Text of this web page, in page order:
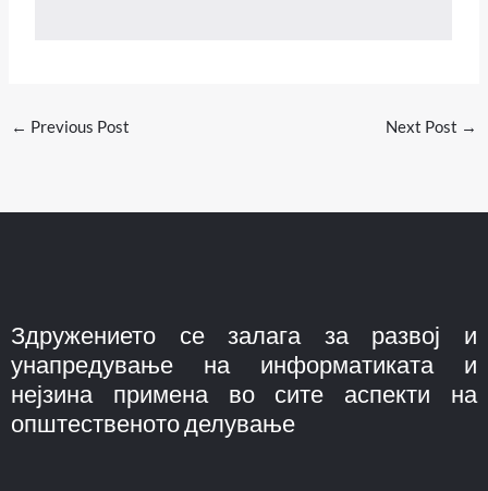
← Previous Post Next Post →
Здружението се залага за развој и
унапредување на информатиката и
нејзина примена во сите аспекти на
општественото делување